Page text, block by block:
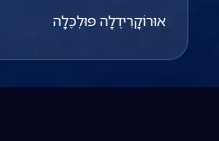
אוּרוֹקָרִידֶלָה פּוּלְכֶּלָה